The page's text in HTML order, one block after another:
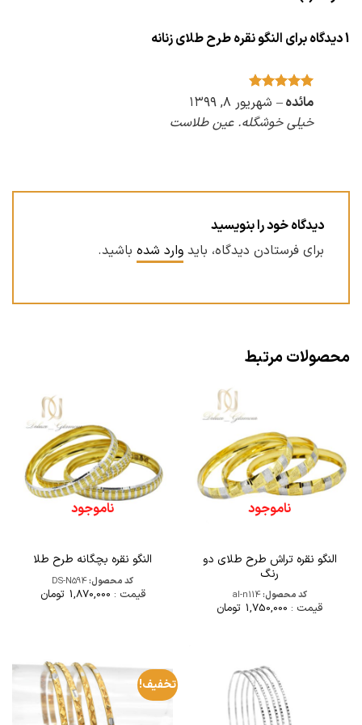
1 دیدگاه برای النگو نقره طرح طلای زنانه
امتیاز
از
مائده– شهریور ۸, ۱۳۹۹
خیلی خوشگله. عین طلاست
دیدگاه خود را بنویسید
برای فرستادن دیدگاه، باید وارد شده باشید.
محصولات مرتبط
ناموجود
النگو نقره تراش طرح طلای دو
رنگ
کد محصول:al-n114
قیمت : 1,750,000 تومان
ناموجود
النگو نقره بچگانه طرح طلا
کد محصول:DS-N594
قیمت : 1,870,000 تومان
تخفیف!